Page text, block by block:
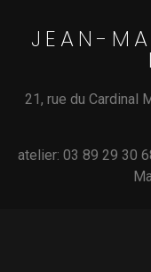
JEAN-
21, rue du Cardinal
atelier: 03 89 29 30